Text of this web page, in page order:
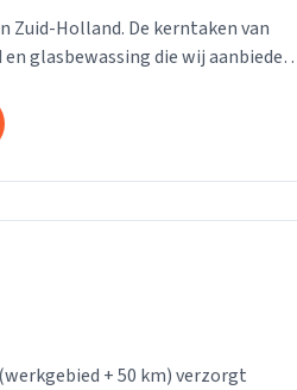
Zuid-Holland. De kerntaken van
glasbewassing die wij aanbieden
+ 50 km) verzorgt